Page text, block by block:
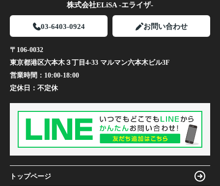
株式会社ELiSA -エライザ-
03-6403-0924 お問い合わせ
〒106-0032
東京都港区六本木３丁目4-33 マルマン六本木ビル3F
営業時間： 10:00-18:00
定休日： 不定休
トップページ